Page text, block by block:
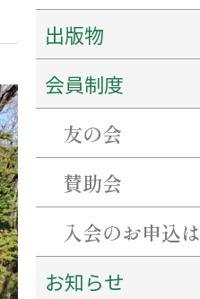
出版物
会員制度
友の会
賛助会
入会のお申込は
お知らせ
の
特
集
が
掲
載
さ
令
和
５
年
度
石
水